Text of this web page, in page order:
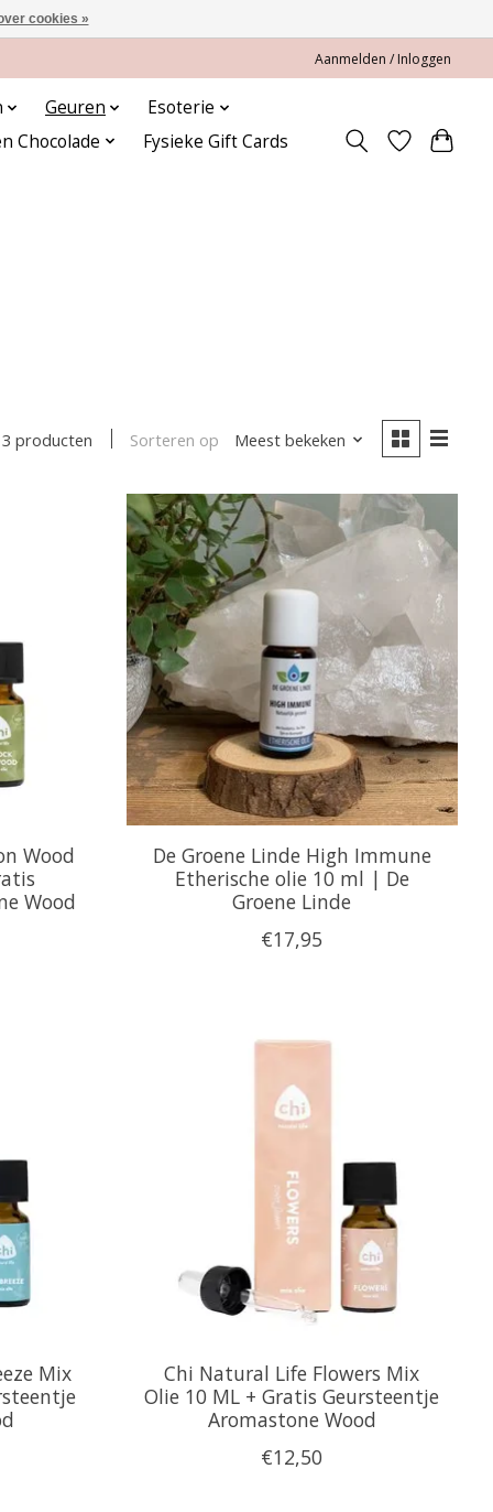
Aanmelden / Inloggen
Geuren
Esoterie
Chocolade
Fysieke Gift Cards
producten Sorteren op Meest bekeken
Wood
Wood
De Groene Linde High Immune
Etherische olie 10 ml | De
Groene Linde
€17,95
Mix
Chi Natural Life Flowers Mix
Olie 10 ML + Gratis Geursteentje
Aromastone Wood
€12,50
cookies »